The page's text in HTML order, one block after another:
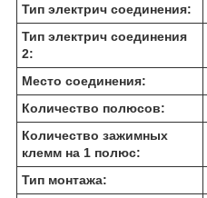
Тип электрич соединения:
Тип электрич соединения
2:
Место соединения:
Количество полюсов:
Количество зажимных
клемм на 1 полюс:
Тип монтажа: